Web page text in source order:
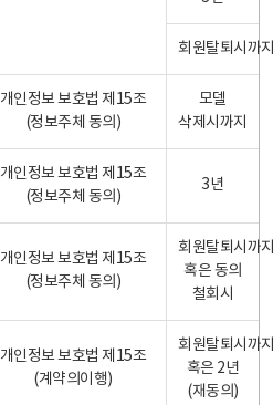
회원탈퇴시까
개인정보 보호법 제15조
(정보주체 동의)
모델
삭제시까지
개인정보 보호법 제15조
(정보주체 동의)
3년
개인정보 보호법 제15조
(정보주체 동의)
회원탈퇴시까
혹은 동의
철회시
개인정보 보호법 제15조
(계약의이행)
회원탈퇴시까
혹은 2년
(재동의)